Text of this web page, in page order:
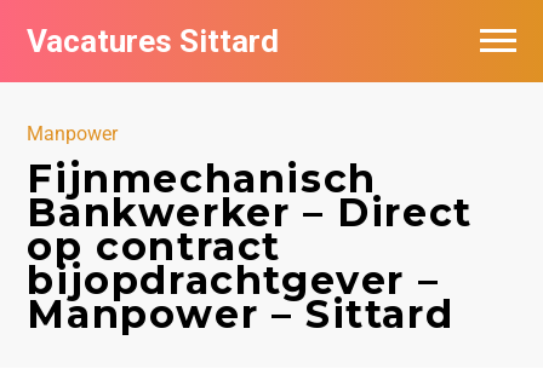
Vacatures Sittard
Manpower
Fijnmechanisch
Bankwerker – Direct
op contract
bijopdrachtgever –
Manpower – Sittard
Vacatures per bedrijf
De populairste vacatures in Sittard